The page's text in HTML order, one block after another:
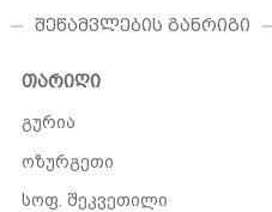
ᲨᲔᲬᲐᲛᲕᲚᲔᲑᲘᲡ ᲒᲐᲜᲠᲘᲒᲘ
თარიღი
გურია
ოზურგეთი
სოფ. შეკვეთილი